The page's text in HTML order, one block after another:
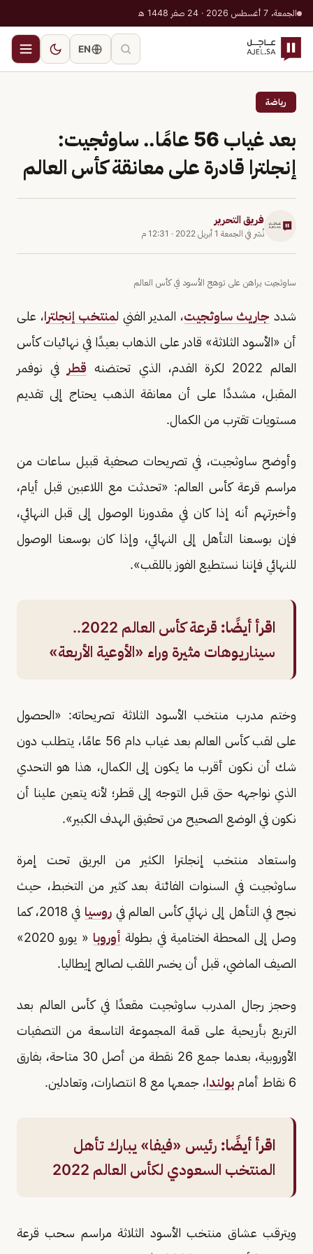
الجمعة، 7 أغسطس 2026 · 24 صفر 1448 هـ
EN
رياضة
بعد غياب 56 عامًا.. ساوثجيت:
إنجلترا قادرة على معانقة كأس العالم
فريق التحرير
نُشر في الجمعة 1 أبريل 2022 · 12:31 م
ساوثجيت يراهن على توهج الأسود في كأس العالم
شدد جاريث ساوثجيت، المدير الفني لمنتخب إنجلترا، على
أن «الأسود الثلاثة» قادر على الذهاب بعيدًا في نهائيات كأس
العالم 2022 لكرة القدم، الذي تحتضنه
قطر في نوفمر
المقبل، مشددًا على أن معانقة الذهب يحتاج إلى تقديم
مستويات تقترب من الكمال.
وأوضح ساوثجيت، في تصريحات صحفية قبيل ساعات من
مراسم قرعة كأس العالم: «تحدثت مع اللاعبين قبل أيام،
وأخبرتهم أنه إذا كان في مقدورنا الوصول إلى قبل النهائي،
فإن بوسعنا التأهل إلى النهائي، وإذا كان بوسعنا الوصول
للنهائي فإننا نستطيع الفوز باللقب».
اقرأ أيضًا:
قرعة كأس العالم 2022..
سيناريوهات مثيرة وراء «الأوعية الأربعة»
وختم مدرب منتخب الأسود الثلاثة تصريحاته: «الحصول
على لقب كأس العالم بعد غياب دام 56 عامًا، يتطلب دون
شك أن نكون أقرب ما يكون إلى الكمال، هذا هو التحدي
الذي نواجهه حتى قبل التوجه إلى قطر؛ لأنه يتعين علينا أن
نكون في الوضع الصحيح من تحقيق الهدف الكبير».
واستعاد منتخب إنجلترا الكثير من البريق تحت إمرة
ساوثجيت في السنوات الفائتة بعد كثير من التخبط، حيث
نجح في التأهل إلى نهائي كأس العالم فيروسيا
في 2018، كما
وصل إلى المحطة الختامية في بطولة أوروبا
« يورو 2020»
الصيف الماضي، قبل أن يخسر اللقب لصالح إيطاليا.
وحجز رجال المدرب ساوثجيت مقعدًا في كأس العالم بعد
التربع بأريحية على قمة المجموعة التاسعة من التصفيات
الأوروبية، بعدما جمع 26 نقطة من أصل 30 متاحة، بفارق
6 نقاط أمام
بولندا، جمعها مع 8 انتصارات، وتعادلين.
اقرأ أيضًا: رئيس «فيفا» يبارك تأهل
المنتخب السعودي لكأس العالم 2022
ويترقب عشاق منتخب الأسود الثلاثة مراسم سحب قرعة